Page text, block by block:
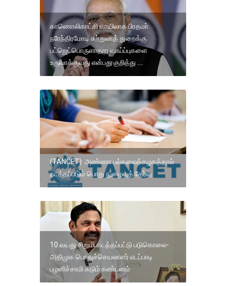
காணொலிகாட்சி வாயிலாக பிரதமா்
நரேந்திரமோடி சுற்றுலாத் துறைக்கு
பட்ஜெட்பொருளாதார வாய்ப்புகளை
உருவாக்குவது என்பது குறித்து ....
(TANCET) அண்ணா பல்கலைக்கழகத்தால்
நடத்தப்படும் பொது நுழைவுத் தேர்வு
10 வயது சிறுமி கடத்தப்பட்டு படுகொலை-
அதிமுக பொதுச்செயலாளர் எடப்பாடி
பழனிச்சாமி கடும் கண்டனம்